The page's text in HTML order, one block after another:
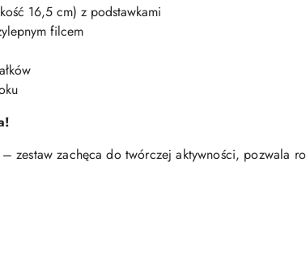
16,5 cm) z podstawkami
filcem
zestaw zachęca do twórczej aktywności, pozwala